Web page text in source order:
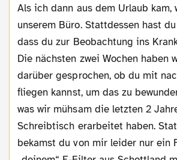
Als ich dann aus dem Urlaub kam, warst du nicht in
unserem Büro. Stattdessen hast
dass du zur Beobachtung ins
Die nächsten zwei Wochen haben
darüber gesprochen, ob du mit
fliegen kannst, um das zu
was wir mühsam die letzten 2
Schreibtisch erarbeitet haben.
bekamst du von mir leider nur ein